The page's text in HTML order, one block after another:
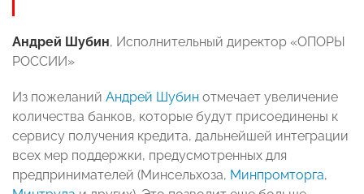
Андрей Шубин, Исполнительный директор «ОПОРЫ
РОССИИ»
Из пожеланий Андрей Шубин отмечает увеличение
количества банков, которые будут присоединены к
сервису получения кредита, дальнейшей интеграции
всех мер поддержки, предусмотренных для
предпринимателей (Минсельхоза, Минпромторга,